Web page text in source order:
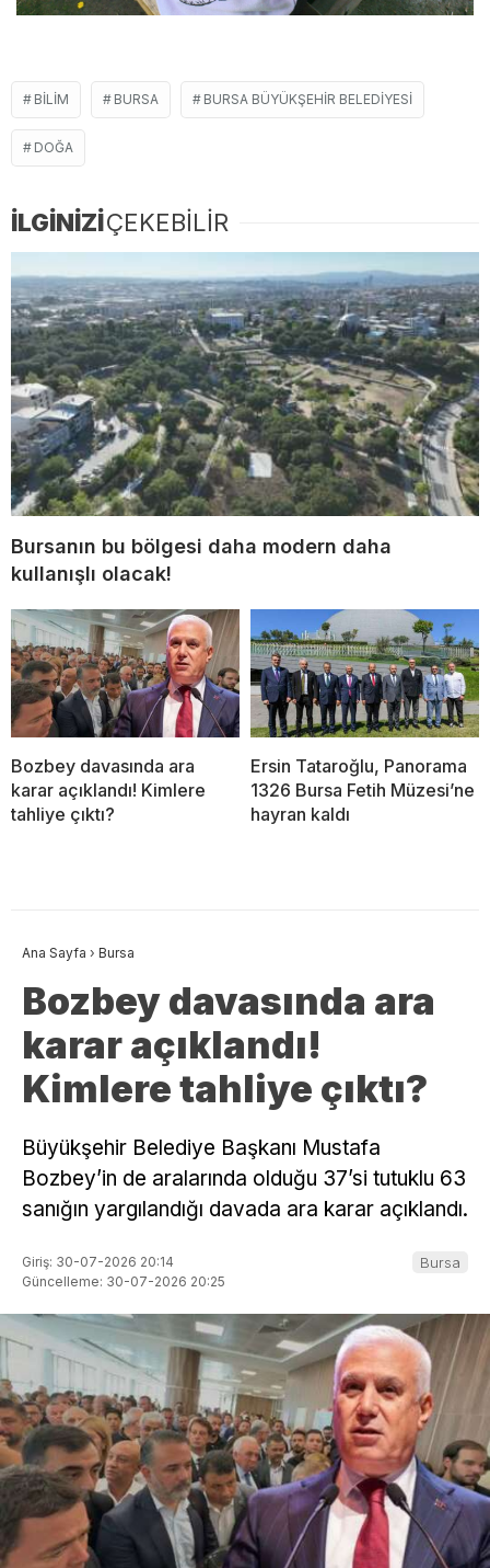
BILIM BURSA BURSA BÜYÜKŞEHIR BELEDIYESI
DOĞA
İLGİNİZİÇEKEBİLİR
Bursanın bu bölgesi daha modern daha
kullanışlı olacak!
Bozbey davasında ara
karar açıklandı! Kimlere
tahliye çıktı?
Ersin Tataroğlu, Panorama
1326 Bursa Fetih Müzesi’ne
hayran kaldı
Ana Sayfa › Bursa
Bozbey davasında ara
karar açıklandı!
Kimlere tahliye çıktı?
Büyükşehir Belediye Başkanı Mustafa
Bozbey’in de aralarında olduğu 37’si tutuklu 63
sanığın yargılandığı davada ara karar açıklandı.
Giriş: 30-07-2026 20:14
Güncelleme: 30-07-2026 20:25
Bursa